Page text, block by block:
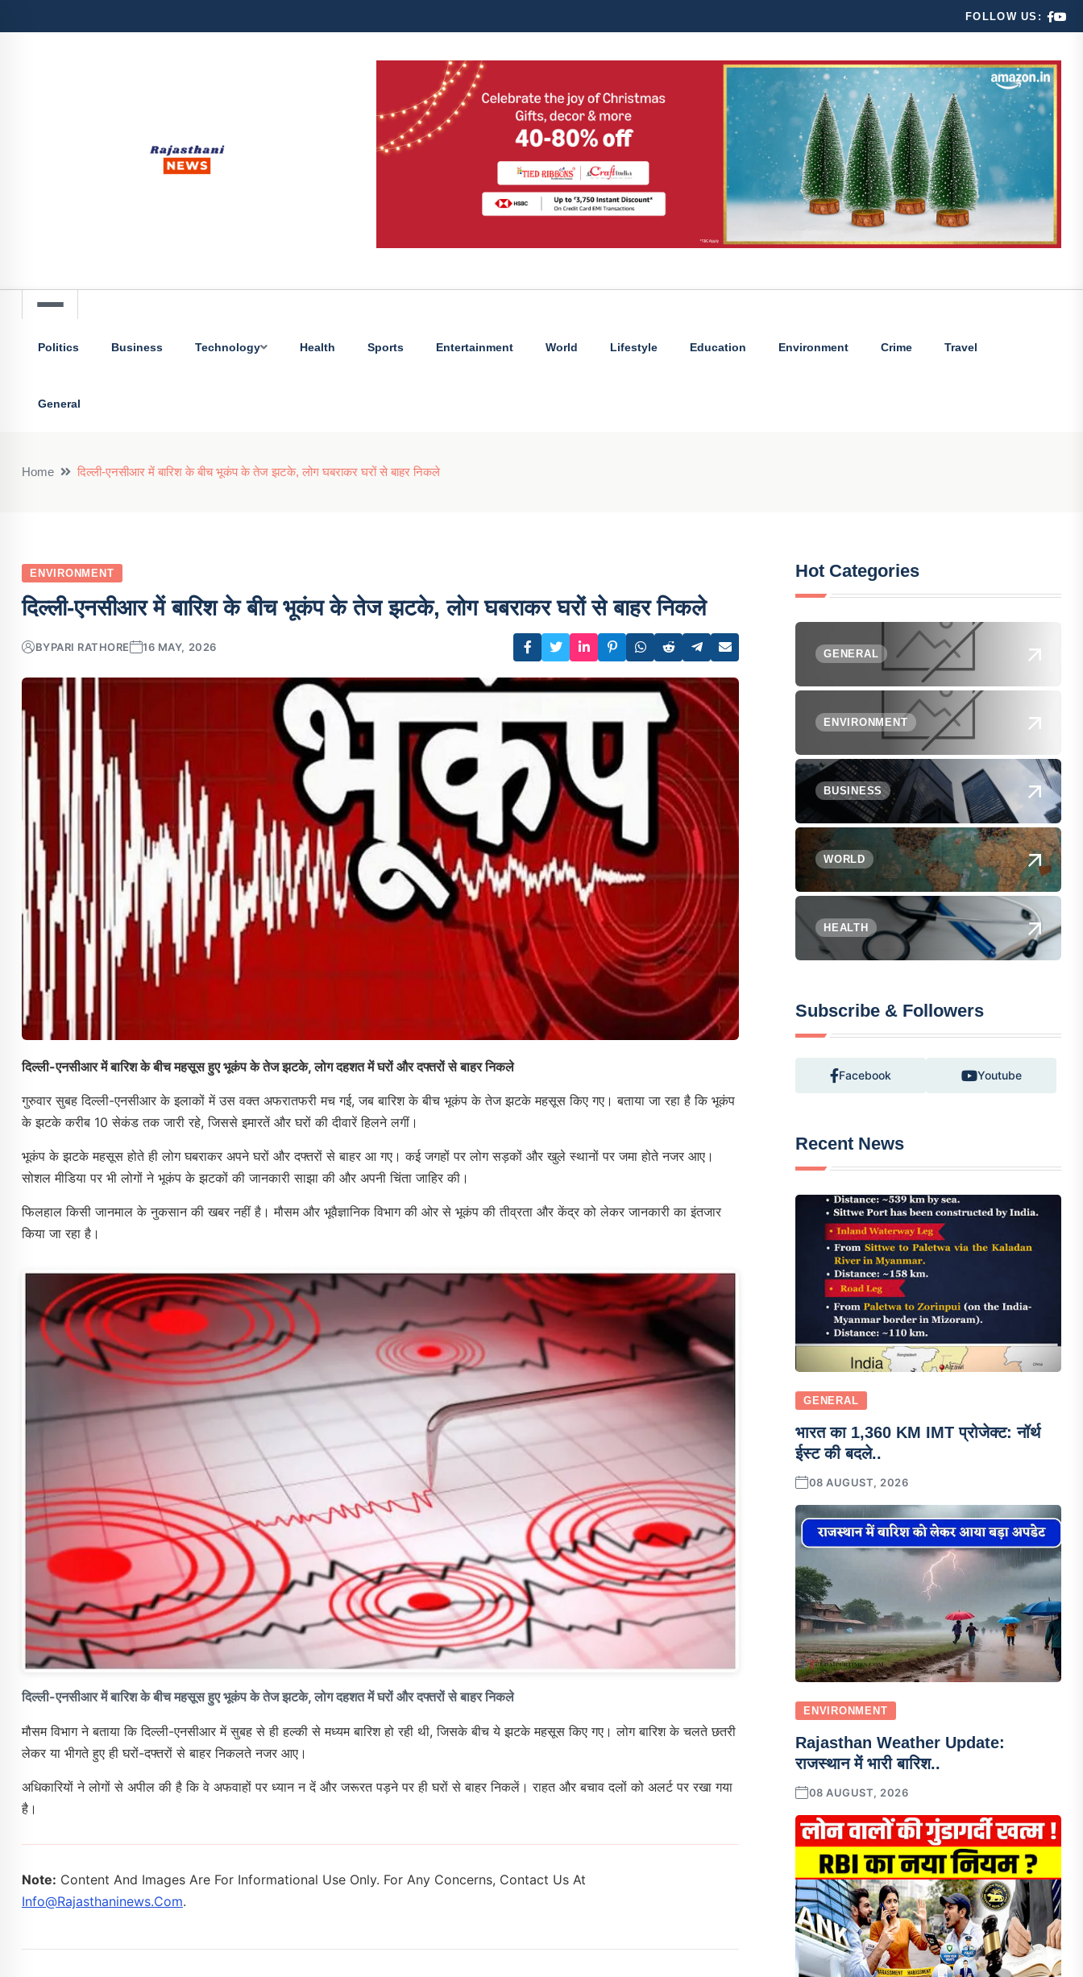
FOLLOW US:
Politics Business Technology Health Sports Entertainment World Lifestyle Education Environment Crime Travel
General
Home दिल्ली-एनसीआर में बारिश के बीच भूकंप के तेज झटके, लोग घबराकर घरों से बाहर निकले
ENVIRONMENT
दिल्ली-एनसीआर में बारिश के बीच भूकंप के तेज झटके, लोग घबराकर घरों से बाहर निकले
BYPARI RATHORE 16 MAY, 2026
दिल्ली-एनसीआर में बारिश के बीच महसूस हुए भूकंप के तेज झटके, लोग दहशत में घरों और दफ्तरों से बाहर निकले
गुरुवार सुबह दिल्ली-एनसीआर के इलाकों में उस वक्त अफरातफरी मच गई, जब बारिश के बीच भूकंप के तेज झटके महसूस किए गए। बताया जा रहा है कि भूकंप
के झटके करीब 10 सेकंड तक जारी रहे, जिससे इमारतें और घरों की दीवारें हिलने लगीं।
भूकंप के झटके महसूस होते ही लोग घबराकर अपने घरों और दफ्तरों से बाहर आ गए। कई जगहों पर लोग सड़कों और खुले स्थानों पर जमा होते नजर आए।
सोशल मीडिया पर भी लोगों ने भूकंप के झटकों की जानकारी साझा की और अपनी चिंता जाहिर की।
फिलहाल किसी जानमाल के नुकसान की खबर नहीं है। मौसम और भूवैज्ञानिक विभाग की ओर से भूकंप की तीव्रता और केंद्र को लेकर जानकारी का इंतजार
किया जा रहा है।
दिल्ली-एनसीआर में बारिश के बीच महसूस हुए भूकंप के तेज झटके, लोग दहशत में घरों और दफ्तरों से बाहर निकले
मौसम विभाग ने बताया कि दिल्ली-एनसीआर में सुबह से ही हल्की से मध्यम बारिश हो रही थी, जिसके बीच ये झटके महसूस किए गए। लोग बारिश के चलते छतरी
लेकर या भीगते हुए ही घरों-दफ्तरों से बाहर निकलते नजर आए।
अधिकारियों ने लोगों से अपील की है कि वे अफवाहों पर ध्यान न दें और जरूरत पड़ने पर ही घरों से बाहर निकलें। राहत और बचाव दलों को अलर्ट पर रखा गया
है।
Note: Content And Images Are For Informational Use Only. For Any Concerns, Contact Us At
Info@rajasthaninews.com.
Hot Categories
GENERAL
ENVIRONMENT
BUSINESS
WORLD
HEALTH
Subscribe & Followers
Facebook Youtube
Recent News
GENERAL
भारत का 1,360 KM IMT प्रोजेक्ट: नॉर्थ
ईस्ट की बदले..
08 AUGUST, 2026
ENVIRONMENT
Rajasthan Weather Update:
राजस्थान में भारी बारिश..
08 AUGUST, 2026